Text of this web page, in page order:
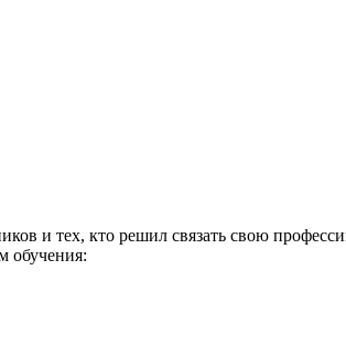
и тех, кто решил связать свою
обучения: